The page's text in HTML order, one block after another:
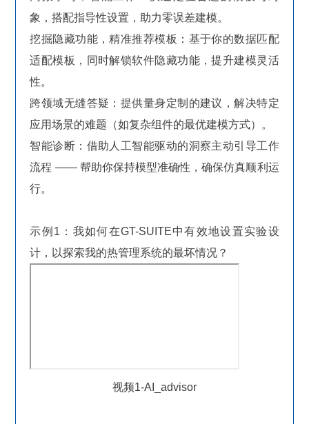
象，搭配指导性设置，助力零误差建模。
挖掘隐藏功能，精准推荐模板：基于你的数据匹配
适配模板，同时解锁软件隐藏功能，提升建模灵活
性。
跨领域无缝答疑：提供量身定制的建议，解决特定
应用场景的难题（如复杂组件的最优建模方式）。
智能诊断：借助人工智能驱动的洞察主动引导工作
流程 —— 帮助你保持模型准确性，确保仿真顺利运
行。
示例1：我如何在GT-SUITE中有效地设置实验设
计，以探索我的热管理系统的最坏情况？
视频1-AI_advisor